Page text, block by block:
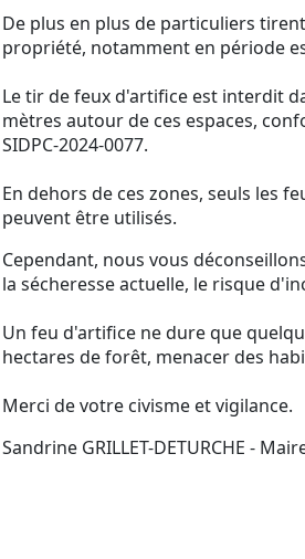
De plus en plus de particuliers
propriété, notamment en période
Le tir de feux d'artifice est interdit
mètres autour de ces espaces,
SIDPC-2024-0077.
En dehors de ces zones, seuls les
peuvent être utilisés.
Cependant, nous vous
la sécheresse actuelle, le risque
Un feu d'artifice ne dure que
hectares de forêt, menacer des
Merci de votre civisme et vigilance.
Sandrine GRILLET-DETURCHE -